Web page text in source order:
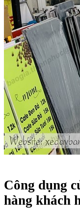
Công dụng
hàng khách